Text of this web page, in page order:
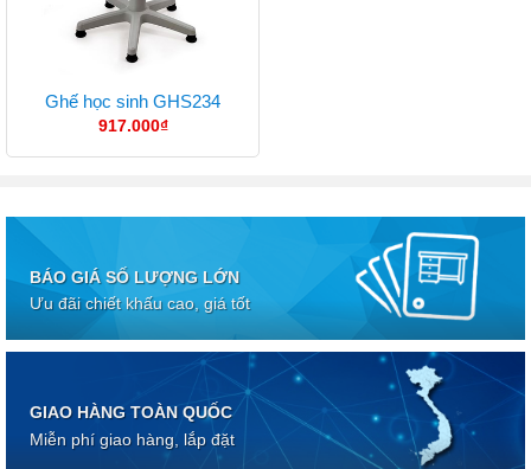
Ghế học sinh GHS234
917.000₫
BÁO GIÁ SỐ LƯỢNG LỚN
Ưu đãi chiết khấu cao, giá tốt
GIAO HÀNG TOÀN QUỐC
Miễn phí giao hàng, lắp đặt